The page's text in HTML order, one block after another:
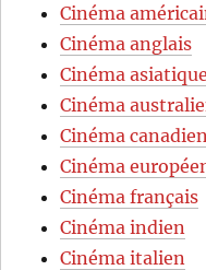
Cinéma
Cinéma anglais
Cinéma asiatique
Cinéma
Cinéma canadien
Cinéma
Cinéma français
Cinéma indien
Cinéma italien